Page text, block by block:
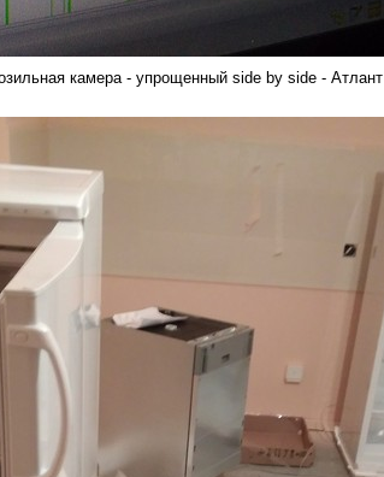
камера - упрощенный side by side - Атлант